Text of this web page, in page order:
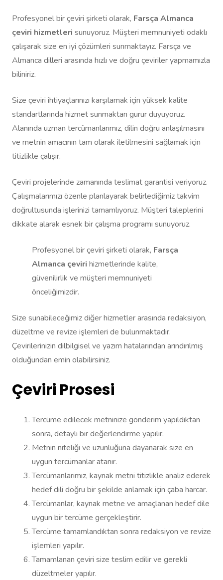
Profesyonel bir çeviri şirketi olarak, Farsça Almanca
çeviri hizmetleri sunuyoruz. Müşteri memnuniyeti odaklı
çalışarak size en iyi çözümleri sunmaktayız. Farsça ve
Almanca dilleri arasında hızlı ve doğru çeviriler yapmamızla
biliniriz.
Size çeviri ihtiyaçlarınızı karşılamak için yüksek kalite
standartlarında hizmet sunmaktan gurur duyuyoruz.
Alanında uzman tercümanlarımız, dilin doğru anlaşılmasını
ve metnin amacının tam olarak iletilmesini sağlamak için
titizlikle çalışır.
Çeviri projelerinde zamanında teslimat garantisi veriyoruz.
Çalışmalarımızı özenle planlayarak belirlediğimiz takvim
doğrultusunda işlerinizi tamamlıyoruz. Müşteri taleplerini
dikkate alarak esnek bir çalışma programı sunuyoruz.
Profesyonel bir çeviri şirketi olarak, Farsça
Almanca çeviri hizmetlerinde kalite,
güvenilirlik ve müşteri memnuniyeti
önceliğimizdir.
Size sunabileceğimiz diğer hizmetler arasında redaksiyon,
düzeltme ve revize işlemleri de bulunmaktadır.
Çevirilerinizin dilbilgisel ve yazım hatalarından arındırılmış
olduğundan emin olabilirsiniz.
Çeviri Prosesi
Tercüme edilecek metninize gönderim yapıldıktan
sonra, detaylı bir değerlendirme yapılır.
Metnin niteliği ve uzunluğuna dayanarak size en
uygun tercümanlar atanır.
Tercümanlarımız, kaynak metni titizlikle analiz ederek
hedef dili doğru bir şekilde anlamak için çaba harcar.
Tercümanlar, kaynak metne ve amaçlanan hedef dile
uygun bir tercüme gerçekleştirir.
Tercüme tamamlandıktan sonra redaksiyon ve revize
işlemleri yapılır.
Tamamlanan çeviri size teslim edilir ve gerekli
düzeltmeler yapılır.